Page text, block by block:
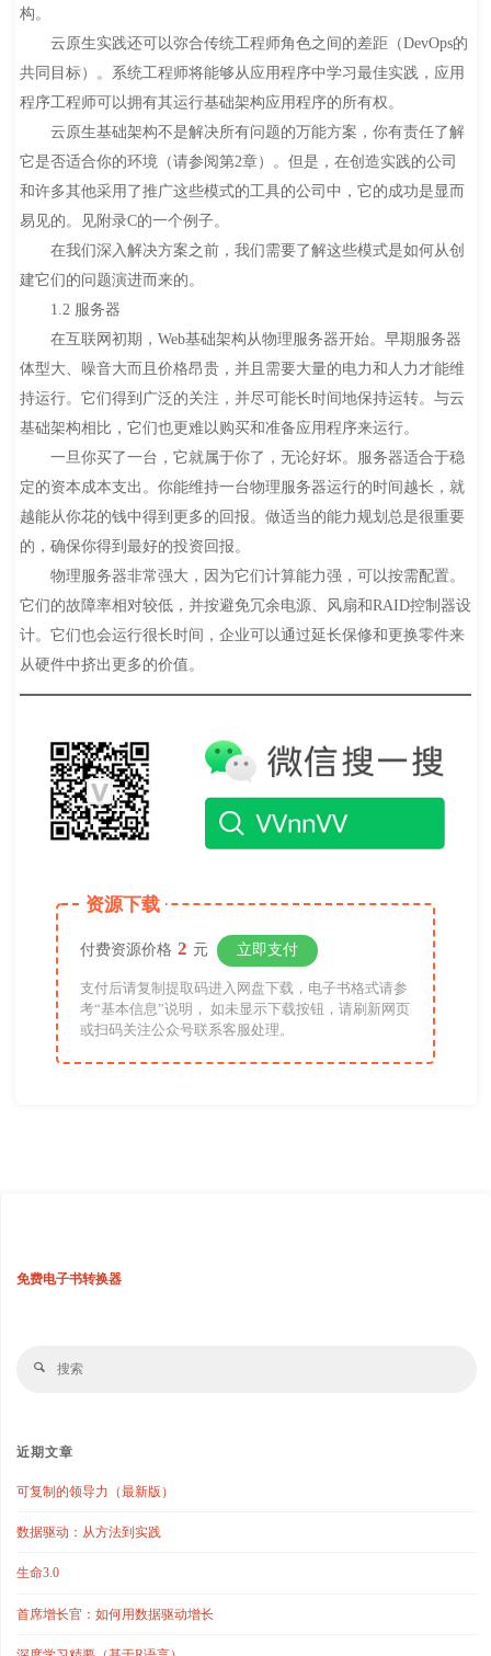
构。
云原生实践还可以弥合传统工程师角色之间的差距（DevOps的
共同目标）。系统工程师将能够从应用程序中学习最佳实践，应用
程序工程师可以拥有其运行基础架构应用程序的所有权。
云原生基础架构不是解决所有问题的万能方案，你有责任了解
它是否适合你的环境（请参阅第2章）。但是，在创造实践的公司
和许多其他采用了推广这些模式的工具的公司中，它的成功是显而
易见的。见附录C的一个例子。
在我们深入解决方案之前，我们需要了解这些模式是如何从创
建它们的问题演进而来的。
1.2 服务器
在互联网初期，Web基础架构从物理服务器开始。早期服务器
体型大、噪音大而且价格昂贵，并且需要大量的电力和人力才能维
持运行。它们得到广泛的关注，并尽可能长时间地保持运转。与云
基础架构相比，它们也更难以购买和准备应用程序来运行。
一旦你买了一台，它就属于你了，无论好坏。服务器适合于稳
定的资本成本支出。你能维持一台物理服务器运行的时间越长，就
越能从你花的钱中得到更多的回报。做适当的能力规划总是很重要
的，确保你得到最好的投资回报。
物理服务器非常强大，因为它们计算能力强，可以按需配置。
它们的故障率相对较低，并按避免冗余电源、风扇和RAID控制器设
计。它们也会运行很长时间，企业可以通过延长保修和更换零件来
从硬件中挤出更多的价值。
资源下载
付费资源价格 2 元 立即支付
支付后请复制提取码进入网盘下载，电子书格式请参
考“基本信息”说明， 如未显示下载按钮，请刷新网页
或扫码关注公众号联系客服处理。
免费电子书转换器
搜
近期文章
可复制的领导力（最新版）
数据驱动：从方法到实践
生命3.0
首席增长官：如何用数据驱动增长